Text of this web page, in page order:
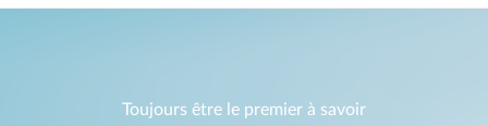
Toujours être le premier à savoir